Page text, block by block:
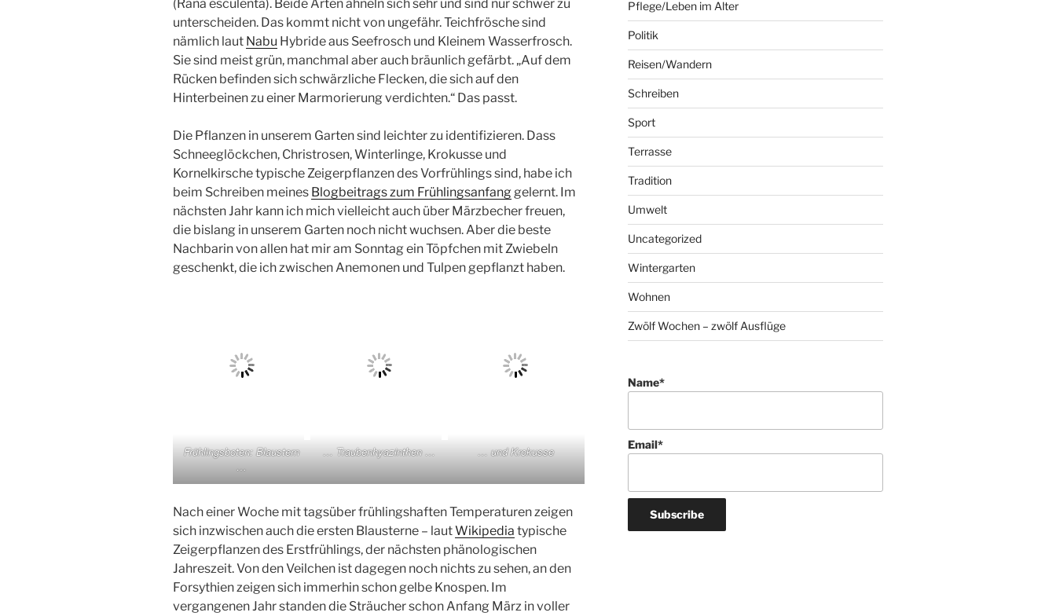
(Rana esculenta). Beide Arten ähneln sich sehr und sind nur schwer zu
unterscheiden. Das kommt nicht von ungefähr. Teichfrösche sind
nämlich laut Nabu Hybride aus Seefrosch und Kleinem Wasserfrosch.
Sie sind meist grün, manchmal aber auch bräunlich gefärbt. „Auf dem
Rücken befinden sich schwärzliche Flecken, die sich auf den
Hinterbeinen zu einer Marmorierung verdichten.“ Das passt.
Die Pflanzen in unserem Garten sind leichter zu identifizieren. Dass
Schneeglöckchen, Christrosen, Winterlinge, Krokusse und
Kornelkirsche typische Zeigerpflanzen des Vorfrühlings sind, habe ich
beim Schreiben meines Blogbeitrags zum Frühlingsanfanggelernt. Im
nächsten Jahr kann ich mich vielleicht auch über Märzbecher freuen,
die bislang in unserem Garten noch nicht wuchsen. Aber die beste
Nachbarin von allen hat mir am Sonntag ein Töpfchen mit Zwiebeln
geschenkt, die ich zwischen Anemonen und Tulpen gepflanzt haben.
Frühlingsboten: Blaustern
…
… Traubenhyazinthen … … und Krokusse
Nach einer Woche mit tagsüber frühlingshaften Temperaturen zeigen
sich inzwischen auch die ersten Blausterne – lautWikipedia typische
Zeigerpflanzen des Erstfrühlings, der nächsten phänologischen
Jahreszeit. Von den Veilchen ist dagegen noch nichts zu sehen, an den
Forsythien zeigen sich immerhin schon gelbe Knospen. Im
vergangenen Jahr standen die Sträucher schon Anfang März in voller
Pflege/Leben im Alter
Politik
Reisen/Wandern
Schreiben
Sport
Terrasse
Tradition
Umwelt
Uncategorized
Wintergarten
Wohnen
Zwölf Wochen – zwölf Ausflüge
Name*
Email*